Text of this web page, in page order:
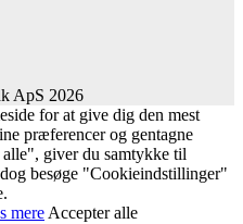
ApS 2026
for at give dig den mest
præferencer og gentagne
giver du samtykke til
besøge "Cookieindstillinger"
mere Accepter alle